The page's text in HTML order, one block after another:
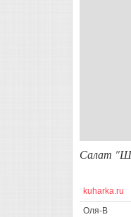
Салат
kuharka.ru
Оля-В